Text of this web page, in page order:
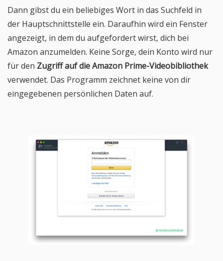
Dann gibst du ein beliebiges Wort in das Suchfeld in
der Hauptschnittstelle ein. Daraufhin wird ein Fenster
angezeigt, in dem du aufgefordert wirst, dich bei
Amazon anzumelden. Keine Sorge, dein Konto wird nur
für den Zugriff auf die Amazon Prime-Videobibliothek
verwendet. Das Programm zeichnet keine von dir
eingegebenen persönlichen Daten auf.